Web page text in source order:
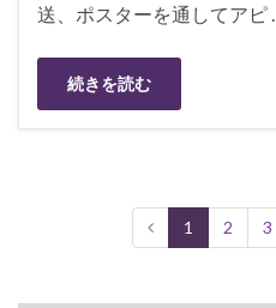
送、ポスターを通してアピ …
続きを読む
1 2 3